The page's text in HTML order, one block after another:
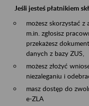
Jeśli jesteś płatnikiem
możesz skorzystać z
m.in. zgłosisz
przekażesz
danych z bazy ZUS,
możesz złożyć
niezaleganiu i
masz dostęp do
e-ZLA